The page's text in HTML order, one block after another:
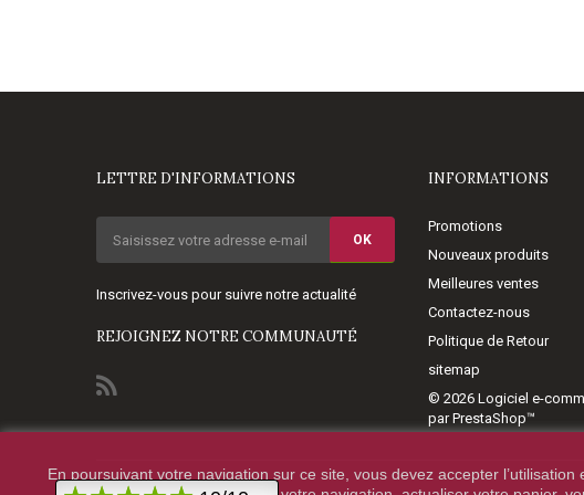
LETTRE D'INFORMATIONS
OK
Inscrivez-vous pour suivre notre actualité
REJOIGNEZ NOTRE COMMUNAUTÉ
INFORMATIONS
Promotions
Nouveaux produits
Meilleures ventes
Contactez-nous
Politique de Retour
sitemap
© 2026 Logiciel e-
par PrestaShop™
En poursuivant votre navigation sur ce site, vous devez accepter